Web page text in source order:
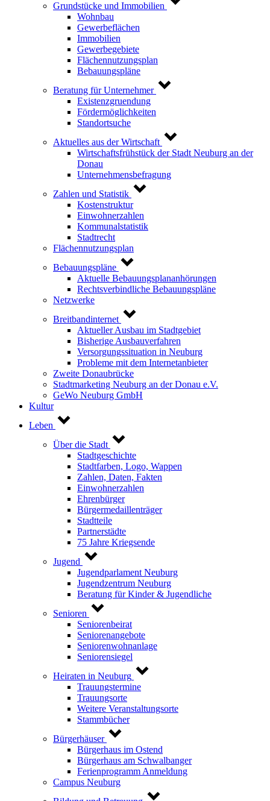
Grundstücke und Immobilien
Wohnbau
Gewerbeflächen
Immobilien
Gewerbegebiete
Flächennutzungsplan
Bebauungspläne
Beratung für Unternehmer
Existenzgruendung
Fördermöglichkeiten
Standortsuche
Aktuelles aus der Wirtschaft
Wirtschaftsfrühstück der Stadt Neuburg an der
Donau
Unternehmensbefragung
Zahlen und Statistik
Kostenstruktur
Einwohnerzahlen
Kommunalstatistik
Stadtrecht
Flächennutzungsplan
Bebauungspläne
Aktuelle Bebauungsplananhörungen
Rechtsverbindliche Bebauungspläne
Netzwerke
Breitbandinternet
Aktueller Ausbau im Stadtgebiet
Bisherige Ausbauverfahren
Versorgungssituation in Neuburg
Probleme mit dem Internetanbieter
Zweite Donaubrücke
Stadtmarketing Neuburg an der Donau e.V.
GeWo Neuburg GmbH
Kultur
Leben
Über die Stadt
Stadtgeschichte
Stadtfarben, Logo, Wappen
Zahlen, Daten, Fakten
Einwohnerzahlen
Ehrenbürger
Bürgermedaillenträger
Stadtteile
Partnerstädte
75 Jahre Kriegsende
Jugend
Jugendparlament Neuburg
Jugendzentrum Neuburg
Beratung für Kinder & Jugendliche
Senioren
Seniorenbeirat
Seniorenangebote
Seniorenwohnanlage
Seniorensiegel
Heiraten in Neuburg
Trauungstermine
Trauungsorte
Weitere Veranstaltungsorte
Stammbücher
Bürgerhäuser
Bürgerhaus im Ostend
Bürgerhaus am Schwalbanger
Ferienprogramm Anmeldung
Campus Neuburg